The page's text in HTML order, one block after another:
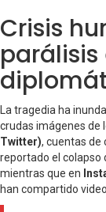
Crisis
parálisis
La tragedia ha
crudas imágenes de
Twitter), cuentas de
reportado el colapso
mientras que en
han compartido